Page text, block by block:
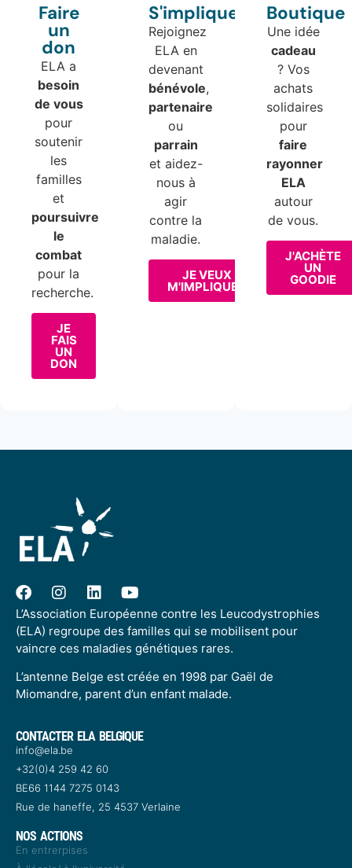
Faire
un
don
ELA a
besoin
de vous
pour
soutenir
les
familles
et
poursuivre
le
combat
pour la
recherche.
JE
FAIS
UN
DON
S'impliquer
Rejoignez
ELA en
devenant
bénévole,
partenaire
ou
parrain
et aidez-
nous à
agir
contre la
maladie.
JE VEUX
M'IMPLIQUER
Boutique
Une idée
cadeau
? Vos
achats
solidaires
pour
faire
rayonner
ELA
autour
de vous.
J'ACHÈTE
UN
GOODIE
L’Association Européenne contre les Leucodystrophies
(ELA) regroupe des familles qui se mobilisent pour
vaincre ces maladies génétiques rares.
L’antenne Belge est créée en 1998 par Gaël de
Miomandre, parent d’un enfant malade.
CONTACTER ELA BELGIQUE
info@ela.be
+32(0)4 259 42 60​
BE66 1144 7275 0143​
Rue de haneffe, 25 4537 Verlaine
NOS ACTIONS
En entrerpises